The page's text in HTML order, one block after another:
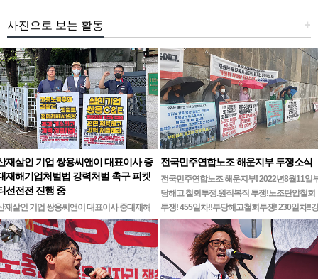
+
사진으로 보는 활동
재살인 기업 쌍용씨앤이 대표이사 중
재해기업처벌법 강력처벌 촉구 피켓
선전전 진행 중
재살인 기업 쌍용씨앤이 대표이사 중대재해
업처벌법 강력처벌 촉구민주노총 강원지역본
무기한 피켓시위 14일차고용노동부 강원지
앞 1인시위 진…
전국민주연합노조 해운지부 투쟁소식
전국민주연합노조 해운지부! 2022년8월11일
당해고 철회투쟁.원직복직 투쟁!노조탄압철회
투쟁! 455일차!!부당해고철회투쟁! 230일차!!강
릉ㆍ…